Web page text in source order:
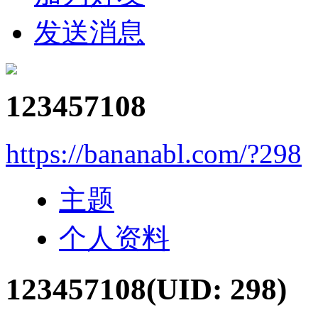
发送消息
123457108
https://bananabl.com/?298
主题
个人资料
123457108(UID: 298)